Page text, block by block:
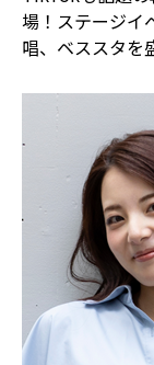
場！ステージイ
唱、ベススタを